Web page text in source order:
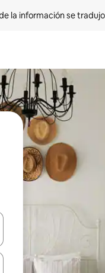
la información se
teclas de flecha